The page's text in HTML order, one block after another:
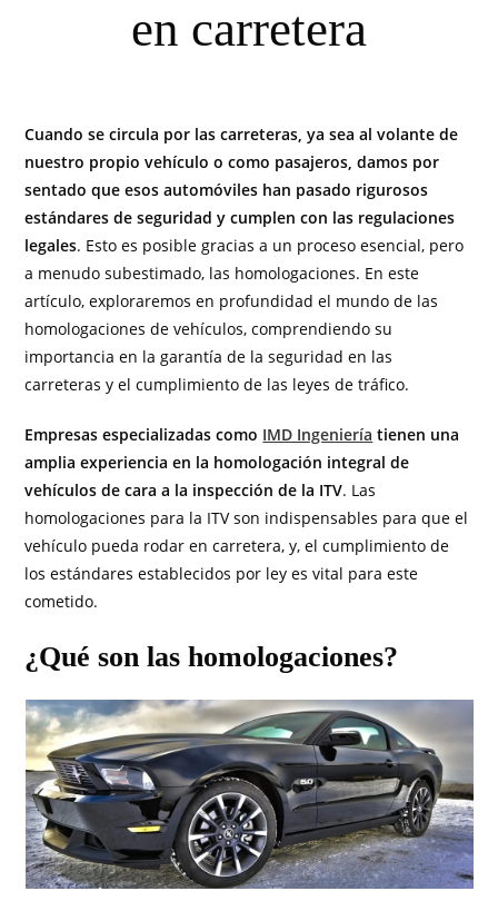
en carretera
Cuando se circula por las carreteras, ya sea al volante de
nuestro propio vehículo o como pasajeros, damos por
sentado que esos automóviles han pasado rigurosos
estándares de seguridad y cumplen con las regulaciones
legales. Esto es posible gracias a un proceso esencial, pero
a menudo subestimado, las homologaciones. En este
artículo, exploraremos en profundidad el mundo de las
homologaciones de vehículos, comprendiendo su
importancia en la garantía de la seguridad en las
carreteras y el cumplimiento de las leyes de tráfico.
Empresas especializadas como IMD Ingeniería tienen una
amplia experiencia en la homologación integral de
vehículos de cara a la inspección de la ITV. Las
homologaciones para la ITV son indispensables para que el
vehículo pueda rodar en carretera, y, el cumplimiento de
los estándares establecidos por ley es vital para este
cometido.
¿Qué son las homologaciones?